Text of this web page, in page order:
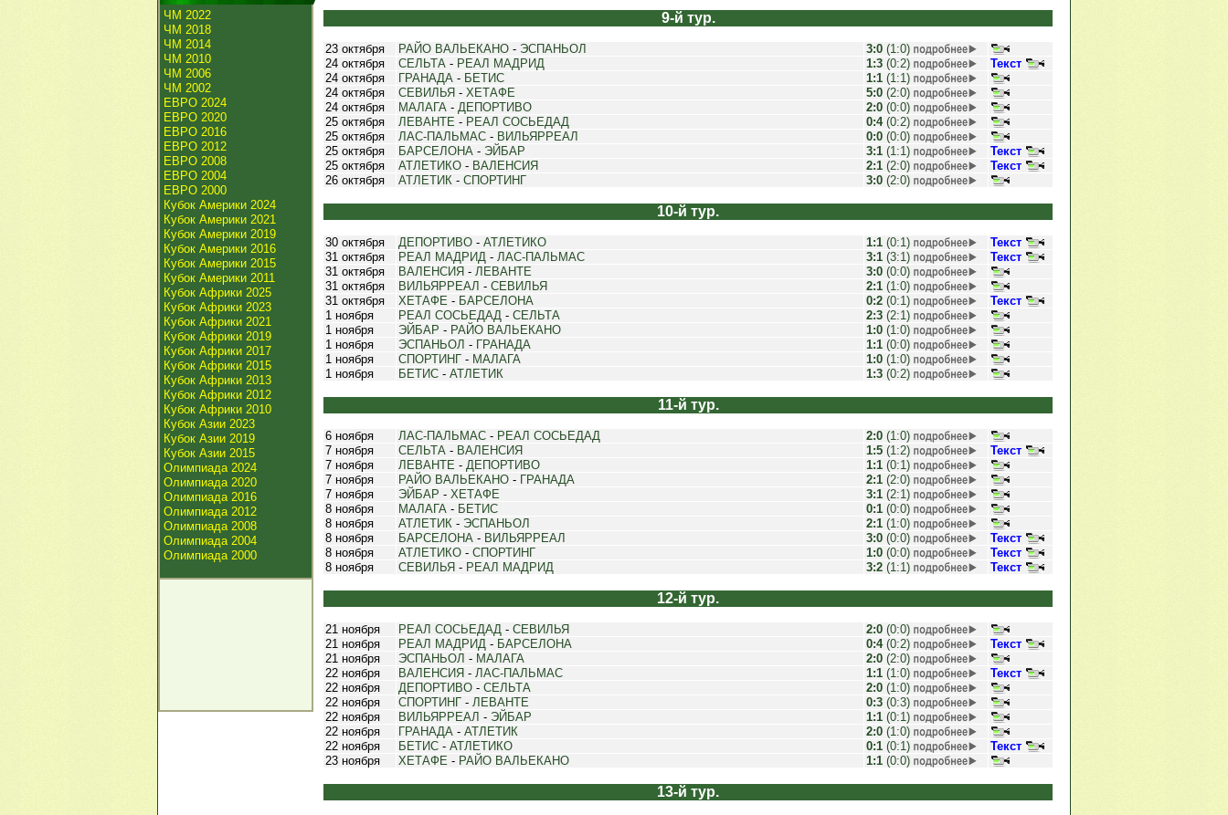
ЧМ 2022
ЧМ 2018
ЧМ 2014
ЧМ 2010
ЧМ 2006
ЧМ 2002
ЕВРО 2024
ЕВРО 2020
ЕВРО 2016
ЕВРО 2012
ЕВРО 2008
ЕВРО 2004
ЕВРО 2000
Кубок Америки 2024
Кубок Америки 2021
Кубок Америки 2019
Кубок Америки 2016
Кубок Америки 2015
Кубок Америки 2011
Кубок Африки 2025
Кубок Африки 2023
Кубок Африки 2021
Кубок Африки 2019
Кубок Африки 2017
Кубок Африки 2015
Кубок Африки 2013
Кубок Африки 2012
Кубок Африки 2010
Кубок Азии 2023
Кубок Азии 2019
Кубок Азии 2015
Олимпиада 2024
Олимпиада 2020
Олимпиада 2016
Олимпиада 2012
Олимпиада 2008
Олимпиада 2004
Олимпиада 2000
9-й тур.
23 октября РАЙО ВАЛЬЕКАНО - ЭСПАНЬОЛ 3:0 (1:0)
24 октября
СЕЛЬТА - РЕАЛ МАДРИД 1:3 (0:2)
Текст
24 октября
ГРАНАДА - БЕТИС 1:1 (1:1)
24 октября
СЕВИЛЬЯ - ХЕТАФЕ 5:0 (2:0)
24 октября
МАЛАГА - ДЕПОРТИВО 2:0 (0:0)
25 октября
ЛЕВАНТЕ - РЕАЛ СОСЬЕДАД 0:4(0:2)
25 октября
ЛАС-ПАЛЬМАС - ВИЛЬЯРРЕАЛ 0:0 (0:0)
25 октября
БАРСЕЛОНА - ЭЙБАР 3:1 (1:1)
Текст
25 октября
АТЛЕТИКО - ВАЛЕНСИЯ 2:1 (2:0)
Текст
26 октября
АТЛЕТИК - СПОРТИНГ 3:0 (2:0)
10-й тур.
30 октября ДЕПОРТИВО - АТЛЕТИКО 1:1 (0:1)
Текст
31 октября
РЕАЛ МАДРИД - ЛАС-ПАЛЬМАС 3:1 (3:1)
Текст
31 октября
ВАЛЕНСИЯ - ЛЕВАНТЕ 3:0 (0:0)
31 октября
ВИЛЬЯРРЕАЛ - СЕВИЛЬЯ 2:1 (1:0)
31 октября
ХЕТАФЕ - БАРСЕЛОНА 0:2 (0:1)
Текст
1 ноября
РЕАЛ СОСЬЕДАД - СЕЛЬТА 2:3 (2:1)
1 ноября
ЭЙБАР - РАЙО ВАЛЬЕКАНО 1:0 (1:0)
1 ноября
ЭСПАНЬОЛ - ГРАНАДА 1:1 (0:0)
1 ноября
СПОРТИНГ - МАЛАГА 1:0 (1:0)
1 ноября
БЕТИС - АТЛЕТИК 1:3 (0:2)
11-й тур.
6 ноября ЛАС-ПАЛЬМАС - РЕАЛ СОСЬЕДАД 2:0 (1:0)
7 ноября
СЕЛЬТА - ВАЛЕНСИЯ 1:5 (1:2)
Текст
7 ноября
ЛЕВАНТЕ - ДЕПОРТИВО 1:1 (0:1)
7 ноября
РАЙО ВАЛЬЕКАНО - ГРАНАДА 2:1 (2:0)
7 ноября
ЭЙБАР - ХЕТАФЕ 3:1 (2:1)
8 ноября
МАЛАГА - БЕТИС 0:1 (0:0)
8 ноября
АТЛЕТИК - ЭСПАНЬОЛ 2:1 (1:0)
8 ноября
БАРСЕЛОНА - ВИЛЬЯРРЕАЛ 3:0 (0:0)
Текст
8 ноября
АТЛЕТИКО - СПОРТИНГ 1:0 (0:0)
Текст
8 ноября
СЕВИЛЬЯ - РЕАЛ МАДРИД 3:2 (1:1) Текст
12-й тур.
21 ноября РЕАЛ СОСЬЕДАД - СЕВИЛЬЯ 2:0 (0:0)
21 ноября
РЕАЛ МАДРИД - БАРСЕЛОНА 0:4(0:2)
Текст
21 ноября
ЭСПАНЬОЛ - МАЛАГА 2:0 (2:0)
22 ноября
ВАЛЕНСИЯ - ЛАС-ПАЛЬМАС 1:1 (1:0)
Текст
22 ноября
ДЕПОРТИВО - СЕЛЬТА 2:0 (1:0)
22 ноября
СПОРТИНГ - ЛЕВАНТЕ 0:3 (0:3)
22 ноября
ВИЛЬЯРРЕАЛ - ЭЙБАР 1:1 (0:1)
22 ноября
ГРАНАДА - АТЛЕТИК 2:0 (1:0)
22 ноября
БЕТИС - АТЛЕТИКО 0:1 (0:1)
Текст
23 ноября
ХЕТАФЕ - РАЙО ВАЛЬЕКАНО 1:1 (0:0)
13-й тур.